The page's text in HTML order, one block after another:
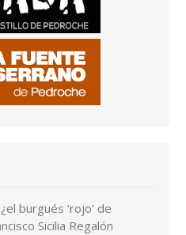
burgués ‘rojo’ de
Sicilia Regalón